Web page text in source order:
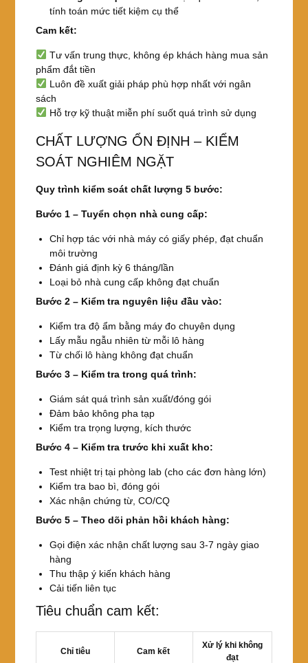
tính toán mức tiết kiệm cụ thể
Cam kết:
Tư vấn trung thực, không ép khách hàng mua sản
phẩm đắt tiền
Luôn đề xuất giải pháp phù hợp nhất với ngân
sách
Hỗ trợ kỹ thuật miễn phí suốt quá trình sử dụng
CHẤT LƯỢNG ỔN ĐỊNH – KIỂM
SOÁT NGHIÊM NGẶT
Quy trình kiểm soát chất lượng 5 bước:
Bước 1 – Tuyển chọn nhà cung cấp:
Chỉ hợp tác với nhà máy có giấy phép, đạt chuẩn
môi trường
Đánh giá định kỳ 6 tháng/lần
Loại bỏ nhà cung cấp không đạt chuẩn
Bước 2 – Kiểm tra nguyên liệu đầu vào:
Kiểm tra độ ẩm bằng máy đo chuyên dụng
Lấy mẫu ngẫu nhiên từ mỗi lô hàng
Từ chối lô hàng không đạt chuẩn
Bước 3 – Kiểm tra trong quá trình:
Giám sát quá trình sản xuất/đóng gói
Đảm bảo không pha tạp
Kiểm tra trọng lượng, kích thước
Bước 4 – Kiểm tra trước khi xuất kho:
Test nhiệt trị tại phòng lab (cho các đơn hàng lớn)
Kiểm tra bao bì, đóng gói
Xác nhận chứng từ, CO/CQ
Bước 5 – Theo dõi phản hồi khách hàng:
Gọi điện xác nhận chất lượng sau 3-7 ngày giao
hàng
Thu thập ý kiến khách hàng
Cải tiến liên tục
Tiêu chuẩn cam kết:
Chỉ tiêu Cam kết
Xử lý khi không
đạt